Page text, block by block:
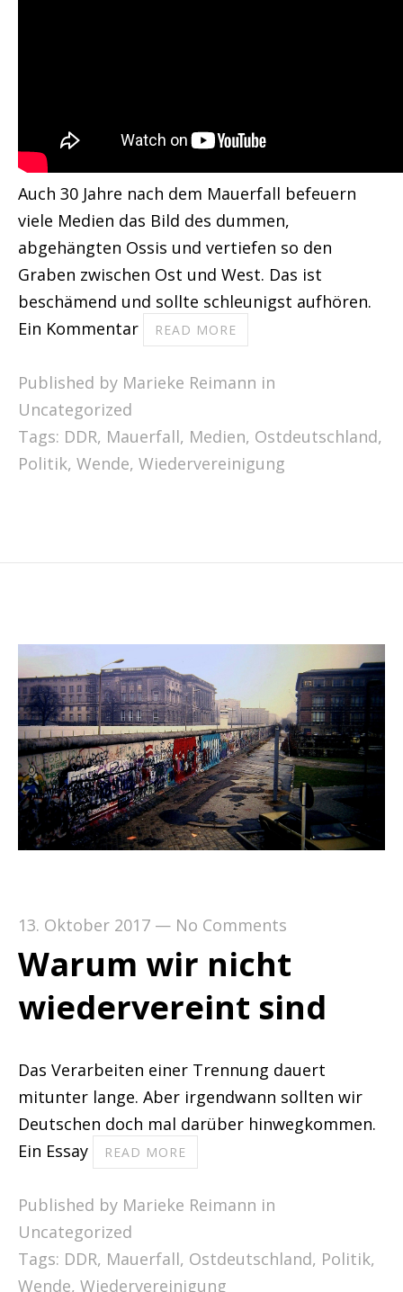
Auch 30 Jahre nach dem Mauerfall befeuern
viele Medien das Bild des dummen,
abgehängten Ossis und vertiefen so den
Graben zwischen Ost und West. Das ist
beschämend und sollte schleunigst aufhören.
Ein Kommentar
READ MORE
Published by Marieke Reimann in
Uncategorized
Tags: DDR, Mauerfall, Medien, Ostdeutschland,
Politik, Wende, Wiedervereinigung
13. Oktober 2017— No Comments
Warum wir nicht
wiedervereint sind
Das Verarbeiten einer Trennung dauert
mitunter lange. Aber irgendwann sollten wir
Deutschen doch mal darüber hinwegkommen.
Ein Essay
READ MORE
Published by Marieke Reimann in
Uncategorized
Tags: DDR, Mauerfall, Ostdeutschland, Politik,
Wende, Wiedervereinigung